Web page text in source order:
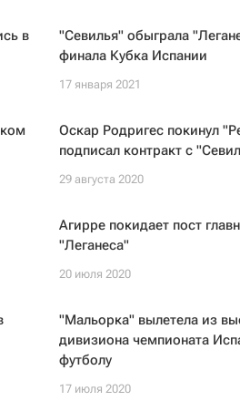
в
"Севилья" обыграла
финала Кубка Испании
17 января 2021
Оскар Родригес покинул
подписал контракт с
29 августа 2020
Агирре покидает пост
"Леганеса"
20 июля 2020
"Мальорка" вылетела из
дивизиона чемпионата
футболу
17 июля 2020